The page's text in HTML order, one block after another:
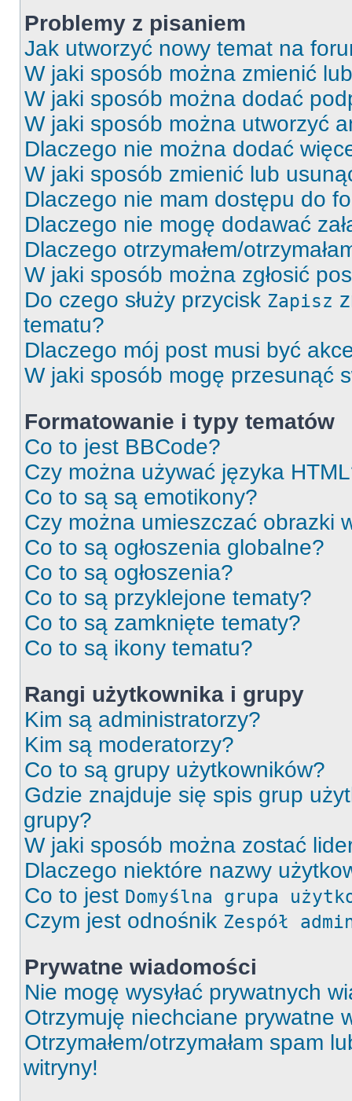
Problemy z pisaniem
Jak utworzyć nowy temat na
W jaki sposób można zmienić
W jaki sposób można dodać
W jaki sposób można utworzyć
Dlaczego nie można dodać
W jaki sposób zmienić lub
Dlaczego nie mam dostępu do
Dlaczego nie mogę dodawać
Dlaczego otrzymałem/
W jaki sposób można zgłosić
Do czego służy przycisk Zapisz
tematu?
Dlaczego mój post musi być
W jaki sposób mogę przesunąć
Formatowanie i typy tematów
Co to jest BBCode?
Czy można używać języka
Co to są są emotikony?
Czy można umieszczać obrazki
Co to są ogłoszenia globalne?
Co to są ogłoszenia?
Co to są przyklejone tematy?
Co to są zamknięte tematy?
Co to są ikony tematu?
Rangi użytkownika i grupy
Kim są administratorzy?
Kim są moderatorzy?
Co to są grupy użytkowników?
Gdzie znajduje się spis grup
grupy?
W jaki sposób można zostać
Dlaczego niektóre nazwy
Co to jest Domyślna grupa
Czym jest odnośnik Zespół
Prywatne wiadomości
Nie mogę wysyłać prywatnych
Otrzymuję niechciane prywatne
Otrzymałem/otrzymałam spam
witryny!